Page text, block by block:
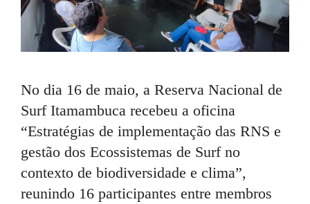
No dia 16 de maio, a Reserva Nacional de
Surf Itamambuca recebeu a oficina
“Estratégias de implementação das RNS e
gestão dos Ecossistemas de Surf no
contexto de biodiversidade e clima”,
reunindo 16 participantes entre membros